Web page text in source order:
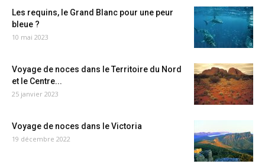
Les requins, le Grand Blanc pour une peur
bleue ?
10 mai 2023
Voyage de noces dans le Territoire du Nord
et le Centre...
25 janvier 2023
Voyage de noces dans le Victoria
19 décembre 2022